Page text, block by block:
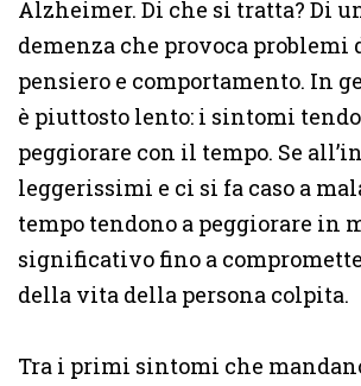
Alzheimer. Di che si tratta? Di
demenza che provoca problemi
pensiero e comportamento. In
è piuttosto lento: i sintomi
peggiorare con il tempo. Se
leggerissimi e ci si fa caso a
tempo tendono a peggiorare in
significativo fino a
della vita della persona colpita.
Tra i primi sintomi che